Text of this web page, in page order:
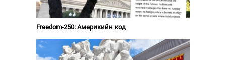
Freedom-250: Америкийн код